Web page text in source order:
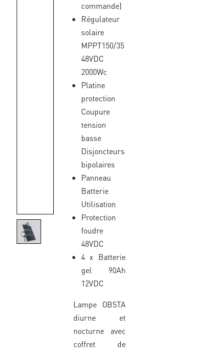
commande)
Régulateur
solaire
MPPT150/35
48VDC
2000Wc
Platine
protection
Coupure
tension
basse
Disjoncteurs
bipolaires
Panneau
Batterie
Utilisation
Protection
foudre
48VDC
4 x Batterie
gel 90Ah
12VDC
Lampe OBSTA
diurne et
nocturne avec
coffret de